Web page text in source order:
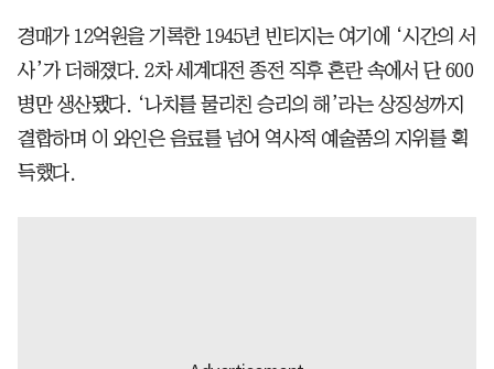
경매가 12억원을 기록한 1945년 빈티지는 여기에 ‘시간의 서
사’가 더해졌다. 2차 세계대전 종전 직후 혼란 속에서 단 600
병만 생산됐다. ‘나치를 물리친 승리의 해’라는 상징성까지
결합하며 이 와인은 음료를 넘어 역사적 예술품의 지위를 획
득했다.